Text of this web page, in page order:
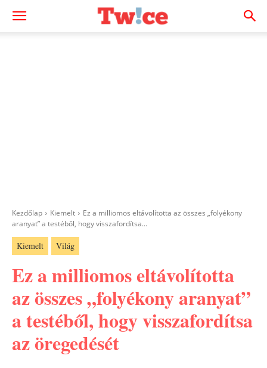
Kezdőlap Kiemelt
Ez a milliomos eltávolította az összes „folyékony
aranyat” a testéből, hogy visszafordítsa...
Kiemelt Világ
Ez a milliomos eltávolította
az összes „folyékony aranyat”
a testéből, hogy visszafordítsa
az öregedését